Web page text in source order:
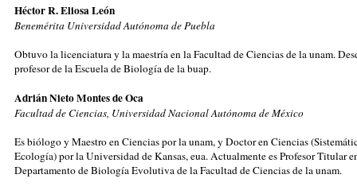
Héctor R. Eliosa León
Benemérita Universidad Autónoma de Puebla
Obtuvo la licenciatura y la maestría en la Facultad de Ciencias de la unam.
profesor de la Escuela de Biología de la buap.
Adrián Nieto Montes de Oca
Facultad de Ciencias, Universidad Nacional Autónoma de México
Es biólogo y Maestro en Ciencias por la unam, y Doctor en Ciencias
Ecología) por la Universidad de Kansas, eua. Actualmente es Profesor Titular
Departamento de Biología Evolutiva de la Facultad de Ciencias de la unam.